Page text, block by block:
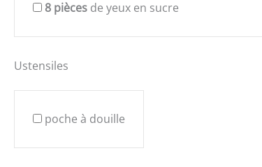
8 pièces de yeux en sucre
Ustensiles
poche à douille